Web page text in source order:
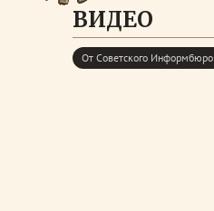
ВИДЕО
От Советского Информбюро